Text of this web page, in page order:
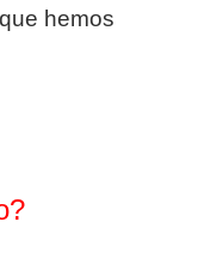
hemos